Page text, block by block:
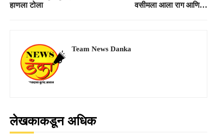
हाणला टोला
वसीमला आला राग आणि…
Team News Danka
लेखकाकडून अधिक